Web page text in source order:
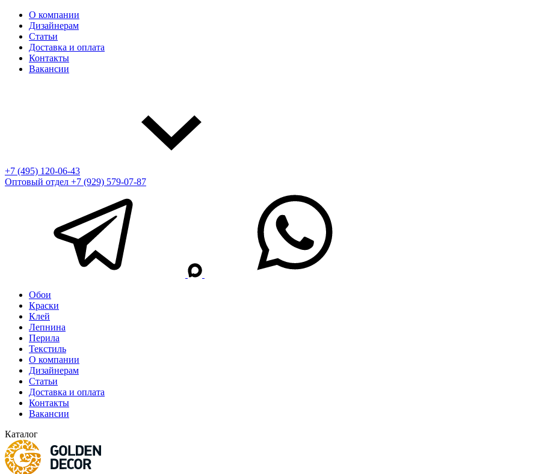
О компании
Дизайнерам
Статьи
Доставка и оплата
Контакты
Вакансии
+7 (495) 120-06-43
Оптовый отдел +7 (929) 579-07-87
Обои
Краски
Клей
Лепнина
Перила
Текстиль
О компании
Дизайнерам
Статьи
Доставка и оплата
Контакты
Вакансии
Каталог